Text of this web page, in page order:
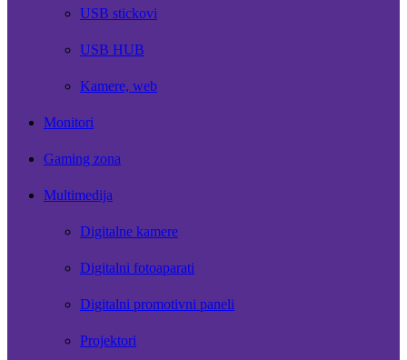
USB stickovi
USB HUB
Kamere, web
Monitori
Gaming zona
Multimedija
Digitalne kamere
Digitalni fotoaparati
Digitalni promotivni paneli
Projektori